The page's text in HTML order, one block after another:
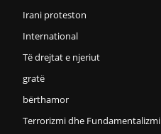
Irani proteston
International
Të drejtat e njeriut
gratë
bërthamor
Terrorizmi dhe Fundamentalizmi